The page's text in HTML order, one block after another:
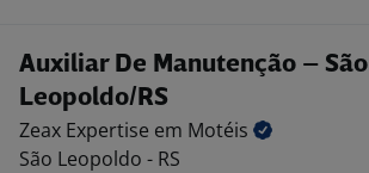
Auxiliar De Manutenção – São
Leopoldo/RS
Zeax Expertise em Motéis
São Leopoldo - RS